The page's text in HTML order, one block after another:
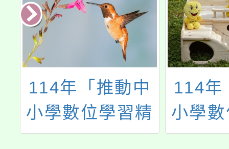
114年「推動中
小學數位學習精
進方案」B5-2生
114年
小學
進方案